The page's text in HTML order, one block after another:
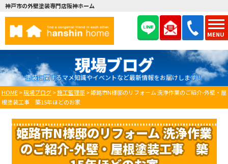
MENU
神戸市の外壁塗装専門店阪神ホーム
現場ブログ
塗装に関するマメ知識やイベントなど最新情報をお届けします！
HOME>現場ブログ>施工監理部 >姫路市N様邸のリフォーム 洗浄作業のご紹介-外壁・屋
根塗装工事 築15年ほどのお家
姫路市N様邸のリフォーム 洗浄作業
のご紹介-外壁・屋根塗装工事 築